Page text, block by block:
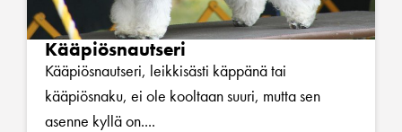
Kääpiösnautseri
Kääpiösnautseri, leikkisästi käppänä tai
kääpiösnaku, ei ole kooltaan suuri, mutta sen
asenne kyllä on....